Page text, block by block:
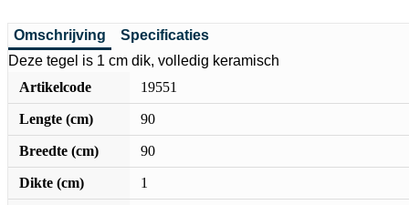
Omschrijving
Specificaties
Deze tegel is 1 cm dik, volledig keramisch
Artikelcode
19551
Lengte (cm) 90
Breedte (cm) 90
Dikte (cm) 1